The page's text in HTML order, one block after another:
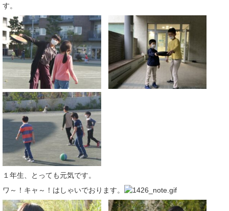
す。
１年生、とっても元気です。
ワ～！キャ～！はしゃいでおります。